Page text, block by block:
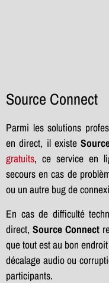
Source Connect
Parmi les solutions
en direct, il existe
gratuits, ce service en
secours en cas de
ou un autre bug de
En cas de difficulté
direct, Source Connect
que tout est au bon
décalage audio ou
participants.